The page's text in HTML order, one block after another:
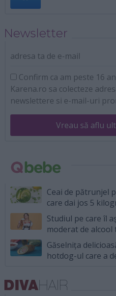
Newsletter
adresa ta de e-mail
Confirm ca am peste 16
Karena.ro sa colecteze
newslettere si e-mail-uri
Vreau să aflu
Ceai de pătrunjel
care dai jos 5
Studiul pe care îl
moderat de
Găselnița
hotdog-ul care a